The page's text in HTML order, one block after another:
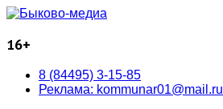
16+
8 (84495) 3-15-85
Реклама: kommunar01@mail.ru